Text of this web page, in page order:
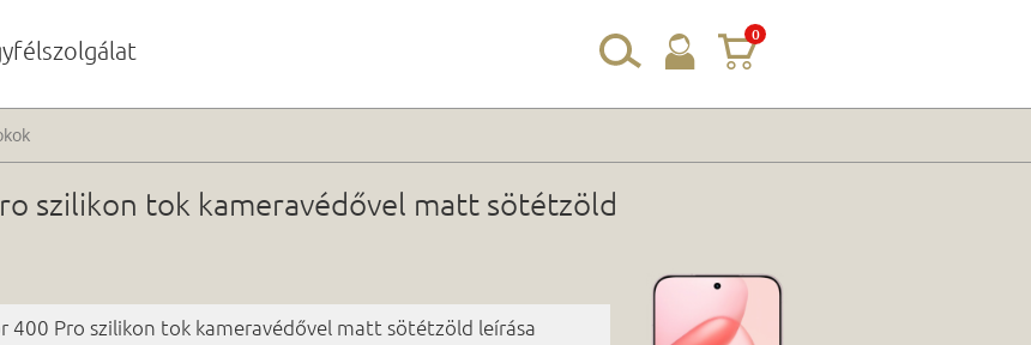
0
szilikon tok kameravédővel matt sötétzöld
400 Pro szilikon tok kameravédővel matt sötétzöld leírása